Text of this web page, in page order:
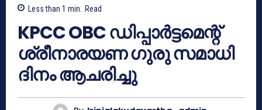
Less than 1 min. Read
KPCC OBC ഡിപ്പാർട്ടമെന്റ്
ശ്രീനാരയണ ഗുരു സമാധി
ദിനം ആചരിച്ചു